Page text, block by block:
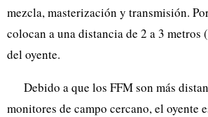
mezcla, masterización y transmisión.
colocan a una distancia de 2 a 3 metros
del oyente.
Debido a que los FFM son más
monitores de campo cercano, el oyente